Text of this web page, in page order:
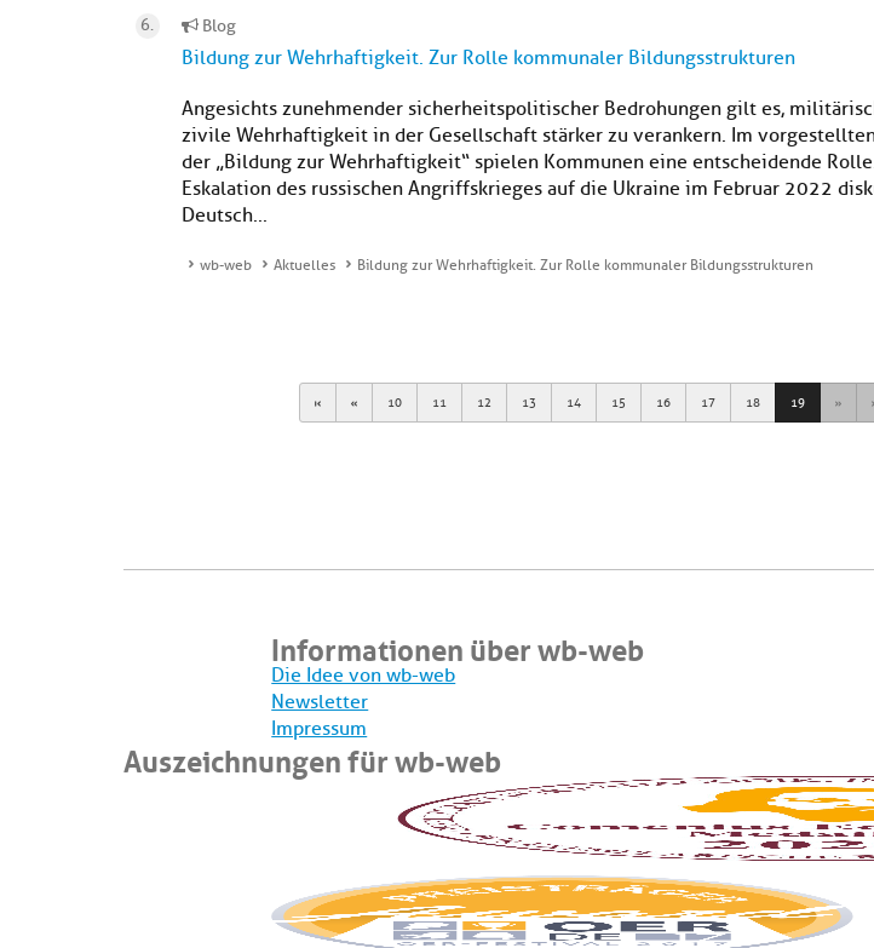
Blog
Bildung zur Wehrhaftigkeit. Zur Rolle kommunaler Bildungsstrukturen
Angesichts zunehmender sicherheitspolitischer Bedrohungen gilt es,
zivile Wehrhaftigkeit in der Gesellschaft stärker zu verankern. Im
der „Bildung zur Wehrhaftigkeit“ spielen Kommunen eine entscheidende
Eskalation des russischen Angriffskrieges auf die Ukraine im Februar 2022
Deutsch...
wb-web Aktuelles Bildung zur Wehrhaftigkeit. Zur Rolle kommunaler Bildungsstrukturen
First Previous
10 11 12 13 14 15 16 17 18 19 Next
Informationen über wb-web
Die Idee von wb-web
Newsletter
Impressum
Auszeichnungen für wb-web